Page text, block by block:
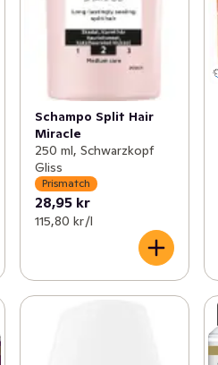
Schampo Split Hair
Miracle
250 ml, Schwarzkopf
Gliss
Prismatch
28,95 kr
115,80 kr /l